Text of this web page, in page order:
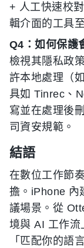
+ 人工快速校
輯介面的工具
Q4：如何保護
檢視其隱私政
許本地處理（
具如 Tinrec、
寫並在處理後
司資安規範。
結語
在數位工作節
擔。iPhone 內
議場景。從
境與 AI 工作流
「匹配你的語